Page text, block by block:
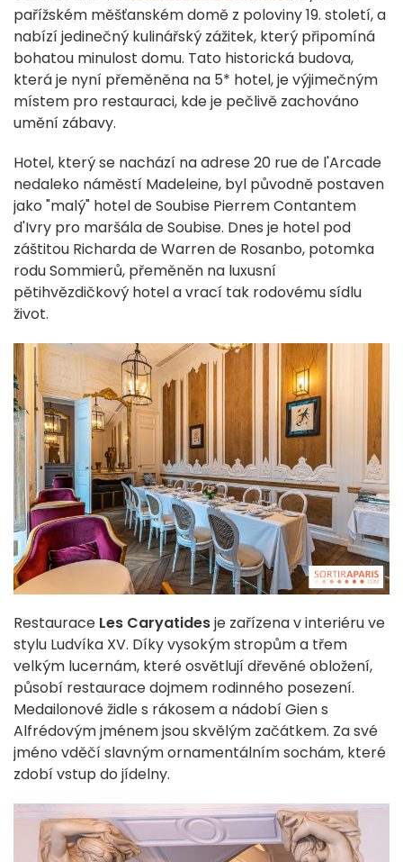
pařížském měšťanském domě z poloviny 19. století, a
nabízí jedinečný kulinářský zážitek, který připomíná
bohatou minulost domu. Tato historická budova,
která je nyní přeměněna na 5* hotel, je výjimečným
místem pro restauraci, kde je pečlivě zachováno
umění zábavy.
Hotel, který se nachází na adrese 20 rue de l'Arcade
nedaleko náměstí Madeleine, byl původně postaven
jako "malý" hotel de Soubise Pierrem Contantem
d'Ivry pro maršála de Soubise. Dnes je hotel pod
záštitou Richarda de Warren de Rosanbo, potomka
rodu Sommierů, přeměněn na luxusní
pětihvězdičkový hotel a vrací tak rodovému sídlu
život.
Restaurace Les Caryatidesje zařízena v interiéru ve
stylu Ludvíka XV. Díky vysokým stropům a třem
velkým lucernám, které osvětlují dřevěné obložení,
působí restaurace dojmem rodinného posezení.
Medailonové židle s rákosem a nádobí Gien s
Alfrédovým jménem jsou skvělým začátkem. Za své
jméno vděčí slavným ornamentálním sochám, které
zdobí vstup do jídelny.